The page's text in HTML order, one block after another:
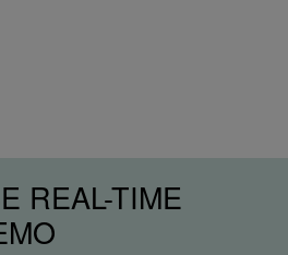
REAL-TIME